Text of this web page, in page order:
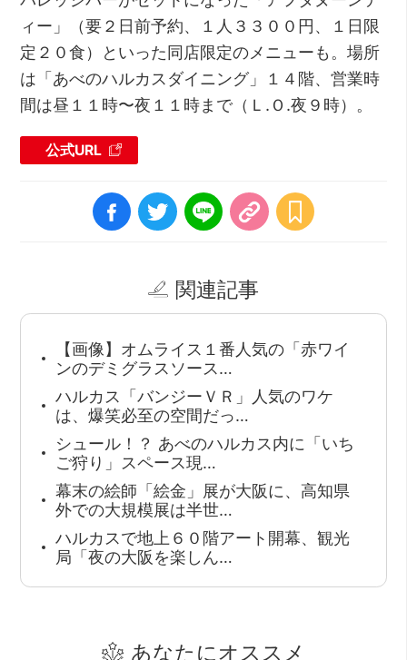
ィー」（要２日前予約、１人３３００円、１日限
定２０食）といった同店限定のメニューも。場所
は「あべのハルカスダイニング」１４階、営業時
間は昼１１時〜夜１１時まで（Ｌ.Ｏ.夜９時）。
公式URL
関連記事
【画像】オムライス１番人気の「赤ワイ
ンのデミグラスソース…
ハルカス「バンジーＶＲ」人気のワケ
は、爆笑必至の空間だっ…
シュール！？ あべのハルカス内に「いち
ご狩り」スペース現…
幕末の絵師「絵金」展が大阪に、高知県
外での大規模展は半世…
ハルカスで地上６０階アート開幕、観光
局「夜の大阪を楽しん…
あなたにオススメ